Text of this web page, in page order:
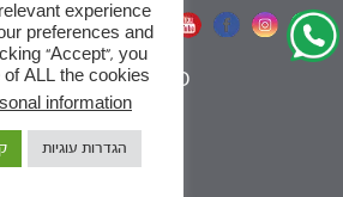
אתר שומר
SEO
|
experience
preferences and
“Accept”, you
ALL the cookies.
information
הגדרות עוגיות
x